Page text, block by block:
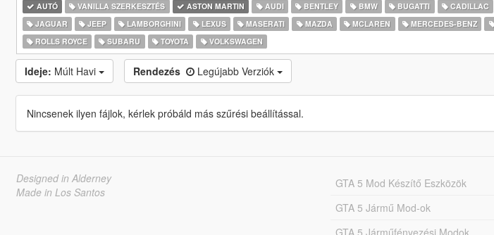
AUTÓ VANILLA SZERKESZTÉS ASTON MARTIN AUDI BENTLEY BMW BUGATTI CADILLAC
JAGUAR
JEEP LAMBORGHINI LEXUS MASERATI MAZDA MCLAREN MERCEDES-BENZ
ROLLS ROYCE
SUBARU TOYOTA VOLKSWAGEN
Ideje: Múlt Havi Rendezés Legújabb Verziók
Nincsenek ilyen fájlok, kérlek próbáld más szűrési beállítással.
Designed in Alderney
Made in Los Santos
GTA 5 Mod Készítő Eszközök
GTA 5 Jármű Mod-ok
GTA 5 Járműfényezési Modok